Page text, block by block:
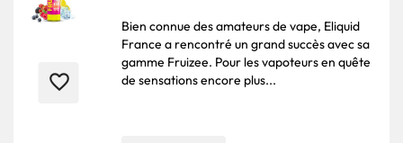
favorite_border
Bien connue des amateurs de vape, Eliquid
France a rencontré un grand succès avec sa
gamme Fruizee. Pour les vapoteurs en quête
de sensations encore plus...